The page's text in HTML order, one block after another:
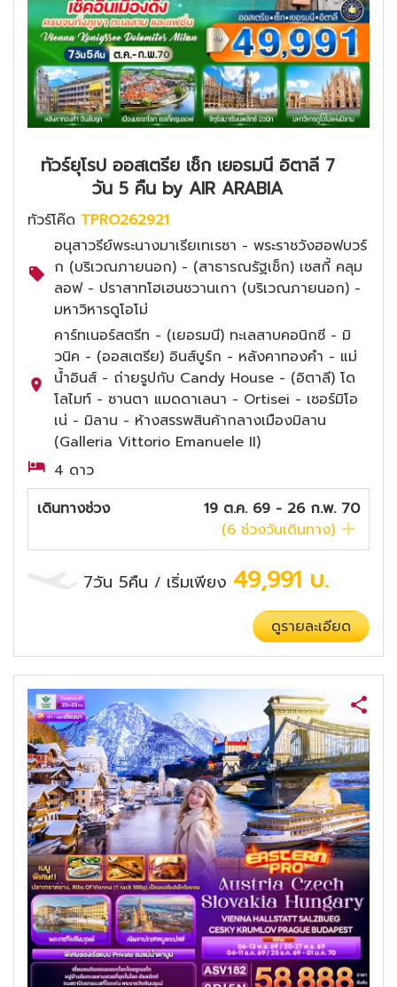
ทัวร์ยุโรป ออสเตรีย เช็ก เยอรมนี อิตาลี 7
วัน 5 คืน by AIR ARABIA
ทัวร์โค๊ด TPRO262921
อนุสาวรีย์พระนางมาเรียเทเรซา - พระราชวังฮอฟบวร์
ก (บริเวณภายนอก) - (สาธารณรัฐเช็ก) เชสกี้ คลุม
ลอฟ - ปราสาทโฮเฮนชวานเกา (บริเวณภายนอก) -
มหาวิหารดูโอโม่
คาร์ทเนอร์สตรีท - (เยอรมนี) ทะเลสาบคอนิกซี - มิ
วนิค - (ออสเตรีย) อินส์บูร์ก - หลังคาทองคำ - แม่
น้ำอินส์ - ถ่ายรูปกับ Candy House - (อิตาลี) โด
โลไมท์ - ซานตา แมดดาเลนา - Ortisei - เซอร์มิโอ
เน่ - มิลาน - ห้างสรรพสินค้ากลางเมืองมิลาน
(Galleria Vittorio Emanuele II)
4 ดาว
เดินทางช่วง
19 ต.ค. 69 - 26 ก.พ. 70
(6 ช่วงวันเดินทาง)
7วัน 5คืน / เริ่มเพียง 49,991 บ.
ดูรายละเอียด